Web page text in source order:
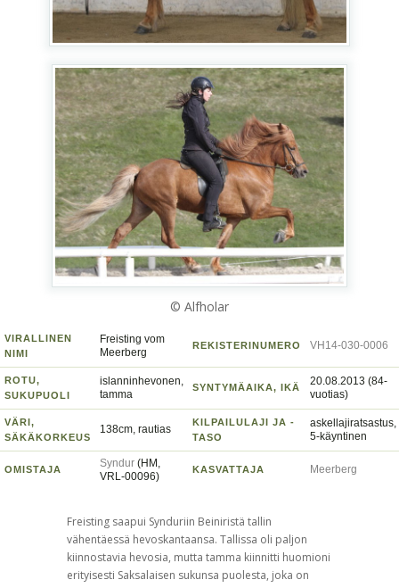
© Alfholar
VIRALLINEN
NIMI
Freisting vom
Meerberg
REKISTERINUMERO VH14-030-0006
ROTU,
SUKUPUOLI
islanninhevonen,
tamma
SYNTYMÄAIKA, IKÄ
20.08.2013 (84-
vuotias)
VÄRI,
SÄKÄKORKEUS
138cm, rautias
KILPAILULAJI JA -
TASO
askellajiratsastus,
5-käyntinen
OMISTAJA Syndur (HM,
VRL-00096)
KASVATTAJA Meerberg
Freisting saapui Synduriin Beiniristä tallin
vähentäessä hevoskantaansa. Tallissa oli paljon
kiinnostavia hevosia, mutta tamma kiinnitti huomioni
erityisesti Saksalaisen sukunsa puolesta, joka on